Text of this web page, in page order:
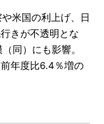
米国の利上げ、日
きが不透明とな
同）にも影響。
年度比6.4％増の